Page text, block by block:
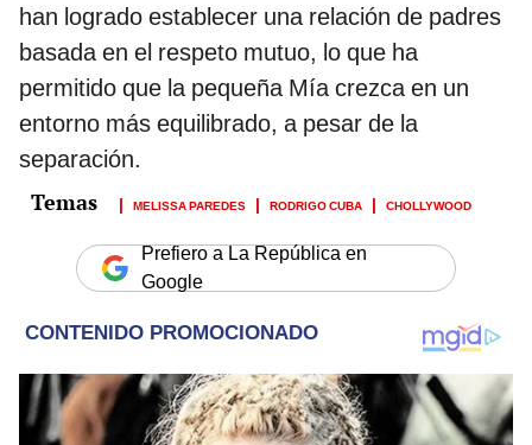
han logrado establecer una relación de padres
basada en el respeto mutuo, lo que ha
permitido que la pequeña Mía crezca en un
entorno más equilibrado, a pesar de la
separación.
MELISSA PAREDES RODRIGO CUBA CHOLLYWOOD
Prefiero a La República en
Google